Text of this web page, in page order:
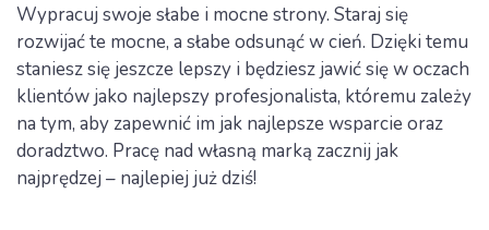
Wypracuj swoje słabe i mocne strony. Staraj się
rozwijać te mocne, a słabe odsunąć w cień. Dzięki temu
staniesz się jeszcze lepszy i będziesz jawić się w oczach
klientów jako najlepszy profesjonalista, któremu zależy
na tym, aby zapewnić im jak najlepsze wsparcie oraz
doradztwo. Pracę nad własną marką zacznij jak
najprędzej – najlepiej już dziś!